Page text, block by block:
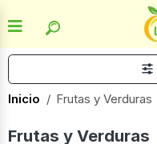
Inicio
Frutas y Verduras
Frutas y Verduras